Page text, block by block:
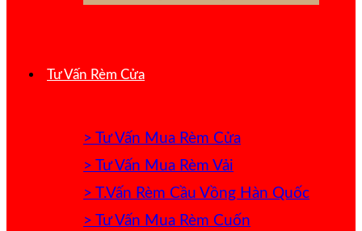
Tư Vấn Rèm Cửa
> Tư Vấn Mua Rèm Cửa
> Tư Vấn Mua Rèm Vải
> T.Vấn Rèm Cầu Vồng Hàn Quốc
> Tư Vấn Mua Rèm Cuốn